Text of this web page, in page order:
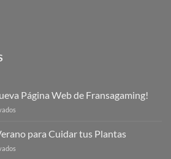
Página Web de Fransagaming!
Nueva
para Cuidar tus Plantas